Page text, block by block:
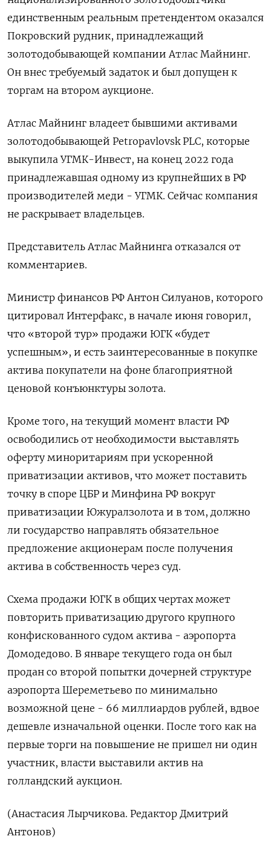
единственным реальным претендентом оказался
​Покровский рудник, принадлежащий
золотодобывающей компании Атлас Майнинг.
Он внес требуемый задаток и был допущен к
торгам на втором аукционе.
Атлас Майнинг владеет бывшими активами
золотодобывающей Petropavlovsk PLC, которые
выкупила УГМК-Инвест, на конец 2022 года
принадлежавшая одному из крупнейших в РФ
производителей меди - УГМК. Сейчас компания
не раскрывает владельцев.
Представитель Атлас Майнинга отказался от
комментариев.
Министр финансов РФ Антон Силуанов, которого
цитировал Интерфакс, в начале июня говорил,
что «второй тур» продажи ЮГК «будет
успешным», и есть заинтересованные в покупке
актива покупатели на фоне благоприятной
ценовой конъюнктуры золота.
Кроме того, на текущий момент ​власти РФ
освободились от необходимости выставлять
оферту миноритариям ⁠при ускоренной
приватизации активов, что может поставить
точку в споре ЦБР и Минфина РФ вокруг
приватизации Южуралзолота и в том, должно
ли государство направлять обязательное
предложение акционерам после получения
‌актива в собственность через суд.
Схема продажи ЮГК в общих чертах может
повторить приватизацию другого крупного
конфискованного судом актива - аэропорта
‌Домодедово. В январе текущего года он был
продан со второй попытки дочерней структуре
аэропорта Шереметьево по минимально
возможной цене - 66 миллиардов ​рублей, вдвое
дешевле изначальной оценки. После того как на
первые торги на повышение не пришел ни ‌один
участник, власти выставили актив на
голландский аукцион.
(Анастасия Лырчикова. Редактор Дмитрий
Антонов)